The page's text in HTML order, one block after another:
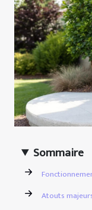
Sommaire
Atouts